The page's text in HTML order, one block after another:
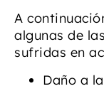
A
algunas de
sufridas en
Daño a